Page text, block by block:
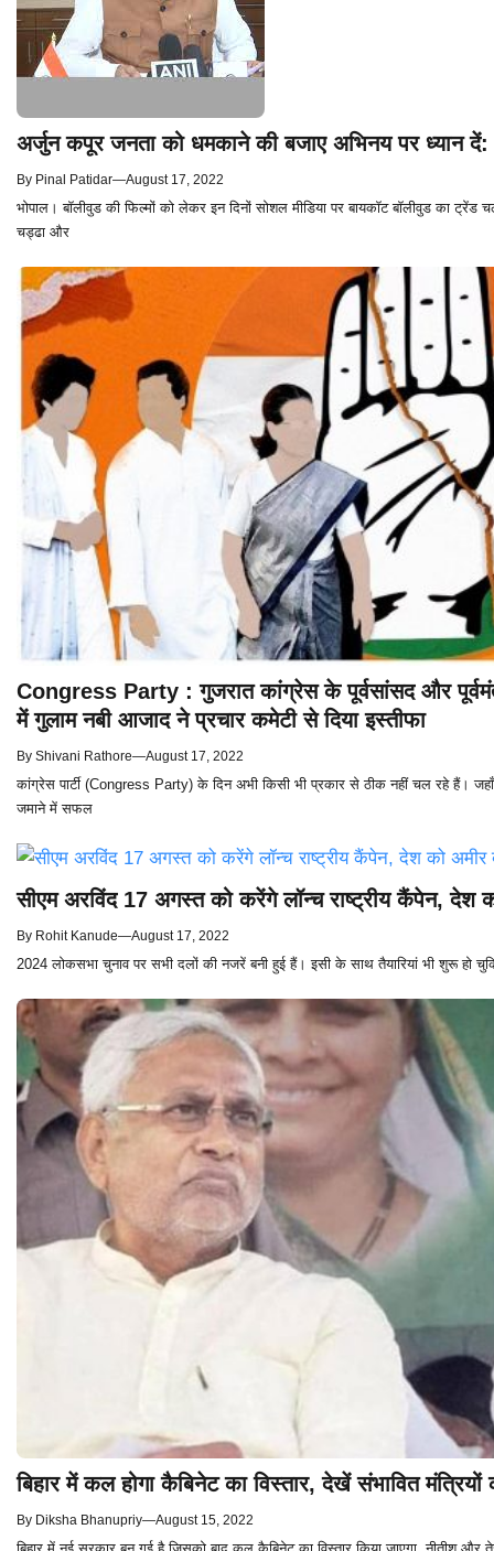
अर्जुन कपूर जनता को धमकाने की बजाए अभिनय पर ध्यान दें:
By Pinal Patidar—August 17, 2022
भोपाल। बॉलीवुड की फिल्मों को लेकर इन दिनों सोशल मीडिया पर बायकॉट बॉलीवुड का
चड्ढा और
Congress Party : गुजरात कांग्रेस के पूर्वसांसद और
में गुलाम नबी आजाद ने प्रचार कमेटी से दिया इस्तीफा
By Shivani Rathore—August 17, 2022
कांग्रेस पार्टी (Congress Party) के दिन अभी किसी भी प्रकार से ठीक नहीं चल रहे हैं।
जमाने में सफल
सीएम अरविंद 17 अगस्त को करेंगे लॉन्च राष्ट्रीय कैंपेन, देश
By Rohit Kanude—August 17, 2022
2024 लोकसभा चुनाव पर सभी दलों की नजरें बनी हुई हैं। इसी के साथ तैयारियां भी शुरू हो
बिहार में कल होगा कैबिनेट का विस्तार, देखें संभावित मंत्रियों
By Diksha Bhanupriy—August 15, 2022